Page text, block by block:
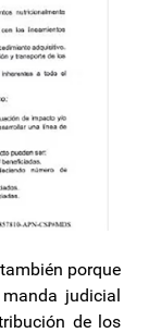
porque
judicial
de los